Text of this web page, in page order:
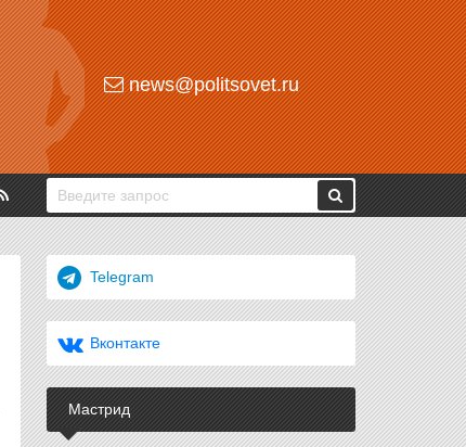
news@politsovet.ru
Telegram
Вконтакте
Мастрид